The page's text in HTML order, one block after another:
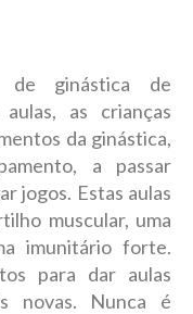
de ginástica de
as crianças
da ginástica,
a passar
jogos. Estas aulas
muscular, uma
imunitário forte.
para dar aulas
novas. Nunca é